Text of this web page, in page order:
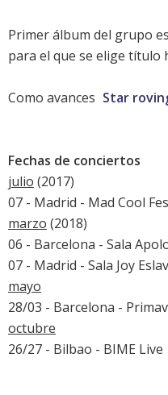
Primer álbum del grupo
para el que se elige título
Como avances Star
Fechas de conciertos
julio (2017)
07 - Madrid - Mad Cool
marzo (2018)
06 - Barcelona - Sala
07 - Madrid - Sala Joy
mayo
28/03 - Barcelona -
octubre
26/27 - Bilbao - BIME Live